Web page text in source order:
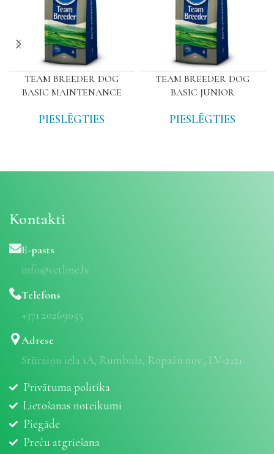
TEAM BREEDER DOG
BASIC MAINTENANCE
PIESLĒGTIES
TEAM BREEDER DOG
BASIC JUNIOR
PIESLĒGTIES
Kontakti
E-pasts
info@vetline.lv
Telefons
+371 20269055
Adrese
Stūraiņu iela 1A, Rumbula, Ropažu nov., LV-2121
Privātuma politika
Lietošanas noteikumi
Piegāde
Preču atgriešana